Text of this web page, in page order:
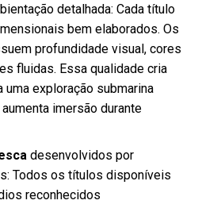
detalhada: Cada título
bem elaborados. Os
profundidade visual, cores
fluidas. Essa qualidade cria
exploração submarina
imersão durante
desenvolvidos por
Todos os títulos disponíveis
reconhecidos